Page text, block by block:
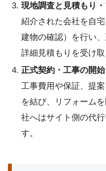
現地調査と見積もり
紹介された会社を自
建物の確認）を行い
詳細見積もりを受け取
正式契約・工事の開
工事費用や保証、提
を結び、リフォーム
社へはサイト側の代
す。